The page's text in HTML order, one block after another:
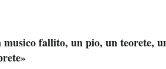
musico fallito, un pio, un teorete,